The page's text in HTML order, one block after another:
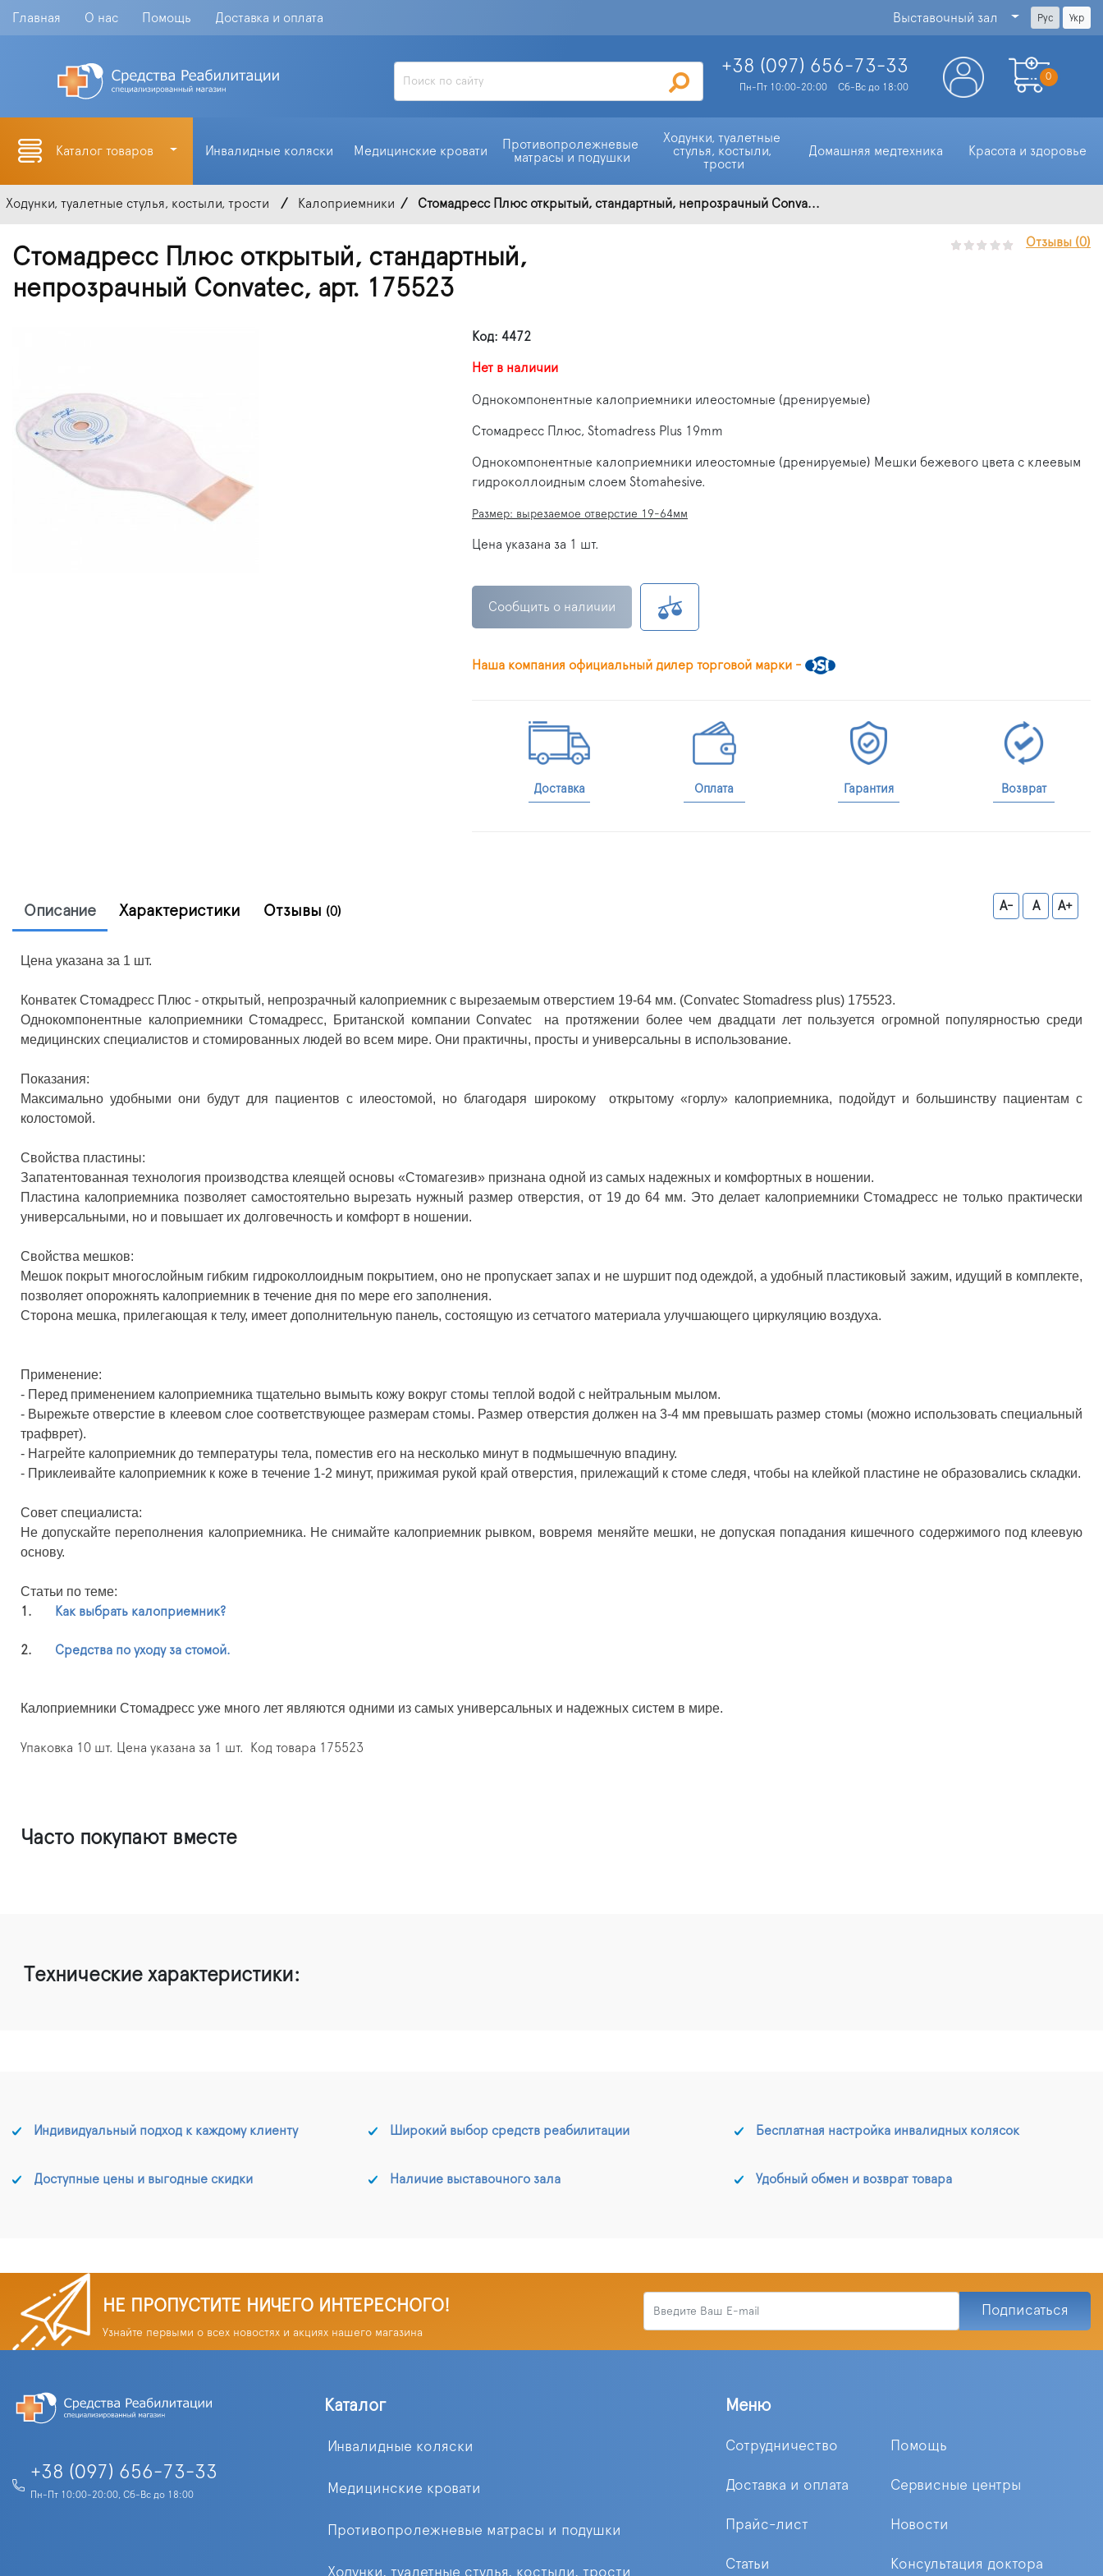
Главная О нас Помощь Доставка и оплата Выставочный зал Рус Укр
+38 (097) 656-73-33
Пн-Пт 10:00-20:00 Сб-Вс до 18:00
0
Каталог товаров Инвалидные коляски Медицинские кровати
Противопролежневые
матрасы и подушки
Ходунки, туалетные
стулья, костыли,
трости
Домашняя медтехника Красота и здоровье
Ходунки, туалетные стулья, костыли, трости Калоприемники Стомадресс Плюс открытый, стандартный, непрозрачный Conva...
Стомадресс Плюс открытый, стандартный,
непрозрачный Convatec, арт. 175523
Отзывы (0)
Код: 4472
Нет в наличии
Однокомпонентные калоприемники илеостомные (дренируемые)
Стомадресс Плюс, Stomadress Plus 19mm
Однокомпонентные калоприемники илеостомные (дренируемые) Мешки бежевого цвета с клеевым
гидроколлоидным слоем Stomahesive.
Размер: вырезаемое отверстие 19-64мм
Цена указана за 1 шт.
Сообщить о наличии
Наша компания официальный дилер торговой марки -
Доставка Оплата Гарантия Возврат
Описание Характеристики Отзывы (0) A- A A+
Цена указана за 1 шт.
Конватек Стомадресс Плюс - открытый, непрозрачный калоприемник с вырезаемым отверстием 19-64 мм. (Convatec Stomadress plus) 175523.
Однокомпонентные калоприемники Стомадресс, Британской компании Convatec на протяжении более чем двадцати лет пользуется огромной популярностью среди
медицинских специалистов и стомированных людей во всем мире. Они практичны, просты и универсальны в использование.
Показания:
Максимально удобными они будут для пациентов с илеостомой, но благодаря широкому открытому «горлу» калоприемника, подойдут и большинству пациентам с
колостомой.
Свойства пластины:
Запатентованная технология производства клеящей основы «Стомагезив» признана одной из самых надежных и комфортных в ношении.
Пластина калоприемника позволяет самостоятельно вырезать нужный размер отверстия, от 19 до 64 мм. Это делает калоприемники Стомадресс не только практически
универсальными, но и повышает их долговечность и комфорт в ношении.
Свойства мешков:
Мешок покрыт многослойным гибким гидроколлоидным покрытием, оно не пропускает запах и не шуршит под одеждой, а удобный пластиковый зажим, идущий в комплекте,
позволяет опорожнять калоприемник в течение дня по мере его заполнения.
Сторона мешка, прилегающая к телу, имеет дополнительную панель, состоящую из сетчатого материала улучшающего циркуляцию воздуха.
Применение:
- Перед применением калоприемника тщательно вымыть кожу вокруг стомы теплой водой с нейтральным мылом.
- Вырежьте отверстие в клеевом слое соответствующее размерам стомы. Размер отверстия должен на 3-4 мм превышать размер стомы (можно использовать специальный
трафврет).
- Нагрейте калоприемник до температуры тела, поместив его на несколько минут в подмышечную впадину.
- Приклеивайте калоприемник к коже в течение 1-2 минут, прижимая рукой край отверстия, прилежащий к стоме следя, чтобы на клейкой пластине не образовались складки.
Совет специалиста:
Не допускайте переполнения калоприемника. Не снимайте калоприемник рывком, вовремя меняйте мешки, не допуская попадания кишечного содержимого под клеевую
основу.
Статьи по теме:
1. Как выбрать калоприемник?
2. Средства по уходу за стомой.
Калоприемники Стомадресс уже много лет являются одними из самых универсальных и надежных систем в мире.
Упаковка 10 шт. Цена указана за 1 шт. Код товара 175523
Часто покупают вместе
Технические характеристики:
Индивидуальный подход к каждому клиенту Широкий выбор средств реабилитации
Доступные цены и выгодные скидки Наличие выставочного зала
Бесплатная настройка инвалидных колясок
Удобный обмен и возврат товара
НЕ ПРОПУСТИТЕ НИЧЕГО ИНТЕРЕСНОГО!
Узнайте первыми о всех новостях и акциях нашего магазина
Подписаться
+38 (097) 656-73-33
Пн-Пт 10:00-20:00, Сб-Вс до 18:00
Каталог
Инвалидные коляски
Медицинские кровати
Противопролежневые матрасы и подушки
Ходунки, туалетные стулья, костыли, трости
Меню
Сотрудничество Помощь
Доставка и оплата Сервисные центры
Прайс-лист Новости
Статьи Консультация доктора